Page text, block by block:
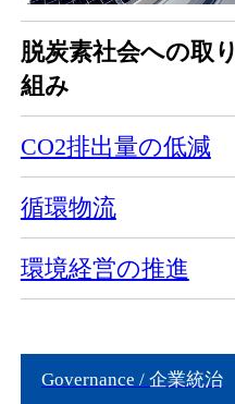
脱炭素社会への取り
組み
CO2排出量の低減
循環物流
環境経営の推進
Governance / 企業統治